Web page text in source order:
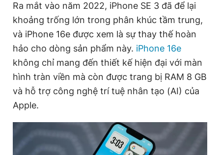
Sản phẩm khác
Tiện ích Bạn cần biết
Thông tin tòa soạn Liên hệ quảng cáo
Đọc Thanh Niên trên điện thoại
Ra mắt vào năm 2022, iPhone SE 3 đã để lại
khoảng trống lớn trong phân khúc tầm trung,
và iPhone 16e được xem là sự thay thế hoàn
hảo cho dòng sản phẩm này. iPhone 16e
không chỉ mang đến thiết kế hiện đại với màn
hình tràn viền mà còn được trang bị RAM 8 GB
và hỗ trợ công nghệ trí tuệ nhân tạo (AI) của
Apple.